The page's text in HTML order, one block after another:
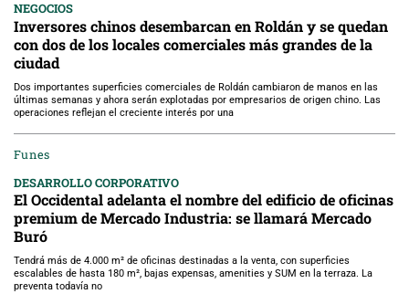
NEGOCIOS
Inversores chinos desembarcan en Roldán y se quedan
con dos de los locales comerciales más grandes de la
ciudad
Dos importantes superficies comerciales de Roldán cambiaron de manos en las
últimas semanas y ahora serán explotadas por empresarios de origen chino. Las
operaciones reflejan el creciente interés por una
Funes
DESARROLLO CORPORATIVO
El Occidental adelanta el nombre del edificio de oficinas
premium de Mercado Industria: se llamará Mercado
Buró
Tendrá más de 4.000 m² de oficinas destinadas a la venta, con superficies
escalables de hasta 180 m², bajas expensas, amenities y SUM en la terraza. La
preventa todavía no